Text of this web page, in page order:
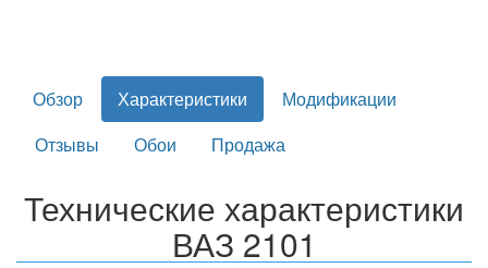
Обзор Характеристики
Модификации
Отзывы
Обои Продажа
Технические характеристики
ВАЗ 2101